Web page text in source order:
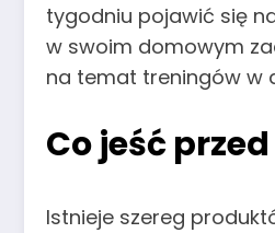
tygodniu pojawić się
w swoim domowym
na temat treningów w
Co jeść
Istnieje szereg